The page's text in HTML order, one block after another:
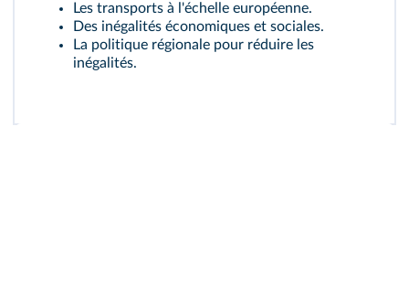
Les transports à l'échelle européenne.
Des inégalités économiques et sociales.
La politique régionale pour réduire les
inégalités.